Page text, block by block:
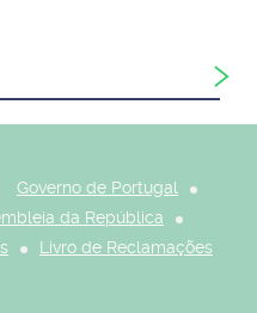
Governo de Portugal
da República
Livro de Reclamações